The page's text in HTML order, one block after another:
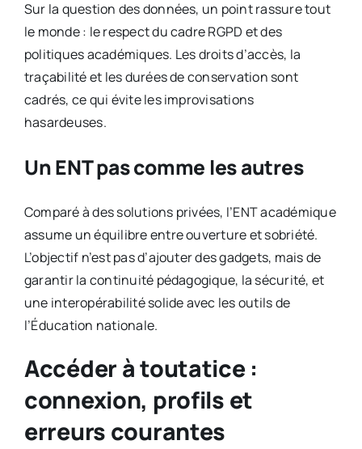
Sur la question des données, un point rassure tout
le monde : le respect du cadre RGPD et des
politiques académiques. Les droits d’accès, la
traçabilité et les durées de conservation sont
cadrés, ce qui évite les improvisations
hasardeuses.
Un ENT pas comme les autres
Comparé à des solutions privées, l’ENT académique
assume un équilibre entre ouverture et sobriété.
L’objectif n’est pas d’ajouter des gadgets, mais de
garantir la continuité pédagogique, la sécurité, et
une interopérabilité solide avec les outils de
l’Éducation nationale.
Accéder à toutatice :
connexion, profils et
erreurs courantes